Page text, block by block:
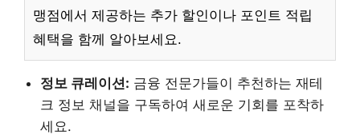
맹점에서 제공하는 추가 할인이나 포인트 적립
혜택을 함께 알아보세요.
정보 큐레이션: 금융 전문가들이 추천하는 재테
크 정보 채널을 구독하여 새로운 기회를 포착하
세요.